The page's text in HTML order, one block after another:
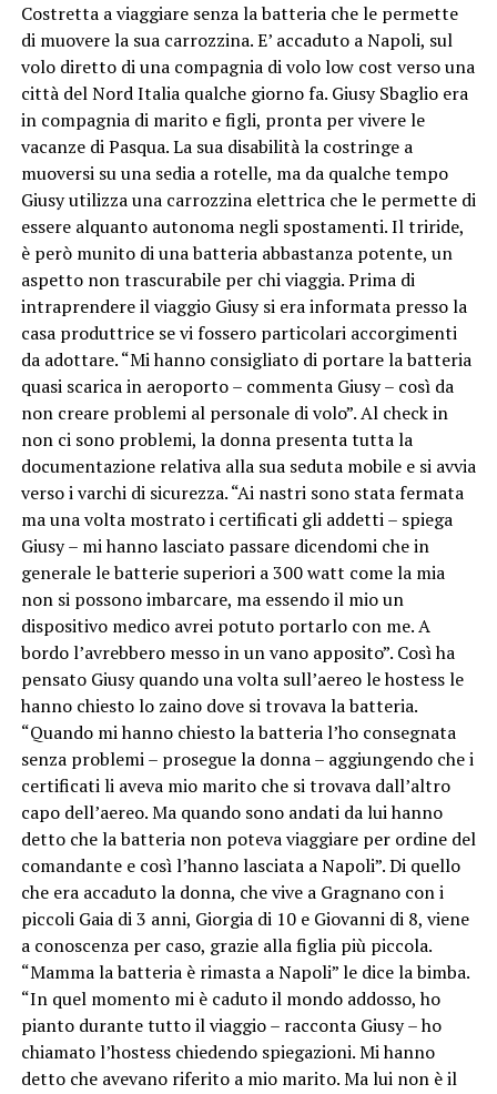
Costretta a viaggiare senza la batteria che le permette
di muovere la sua carrozzina. E’ accaduto a Napoli, sul
volo diretto di una compagnia di volo low cost verso una
città del Nord Italia qualche giorno fa. Giusy Sbaglio era
in compagnia di marito e figli, pronta per vivere le
vacanze di Pasqua. La sua disabilità la costringe a
muoversi su una sedia a rotelle, ma da qualche tempo
Giusy utilizza una carrozzina elettrica che le permette di
essere alquanto autonoma negli spostamenti. Il triride,
è però munito di una batteria abbastanza potente, un
aspetto non trascurabile per chi viaggia. Prima di
intraprendere il viaggio Giusy si era informata presso la
casa produttrice se vi fossero particolari accorgimenti
da adottare. “Mi hanno consigliato di portare la batteria
quasi scarica in aeroporto – commenta Giusy – così da
non creare problemi al personale di volo”. Al check in
non ci sono problemi, la donna presenta tutta la
documentazione relativa alla sua seduta mobile e si avvia
verso i varchi di sicurezza. “Ai nastri sono stata fermata
ma una volta mostrato i certificati gli addetti – spiega
Giusy – mi hanno lasciato passare dicendomi che in
generale le batterie superiori a 300 watt come la mia
non si possono imbarcare, ma essendo il mio un
dispositivo medico avrei potuto portarlo con me. A
bordo l’avrebbero messo in un vano apposito”. Così ha
pensato Giusy quando una volta sull’aereo le hostess le
hanno chiesto lo zaino dove si trovava la batteria.
“Quando mi hanno chiesto la batteria l’ho consegnata
senza problemi – prosegue la donna – aggiungendo che i
certificati li aveva mio marito che si trovava dall’altro
capo dell’aereo. Ma quando sono andati da lui hanno
detto che la batteria non poteva viaggiare per ordine del
comandante e così l’hanno lasciata a Napoli”. Di quello
che era accaduto la donna, che vive a Gragnano con i
piccoli Gaia di 3 anni, Giorgia di 10 e Giovanni di 8, viene
a conoscenza per caso, grazie alla figlia più piccola.
“Mamma la batteria è rimasta a Napoli” le dice la bimba.
“In quel momento mi è caduto il mondo addosso, ho
pianto durante tutto il viaggio – racconta Giusy – ho
chiamato l’hostess chiedendo spiegazioni. Mi hanno
detto che avevano riferito a mio marito. Ma lui non è il